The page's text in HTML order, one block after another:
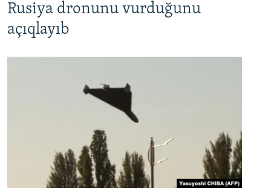
Rusiya dronunu vurduğunu
açıqlayıb